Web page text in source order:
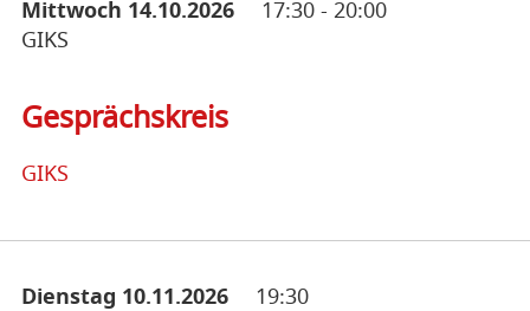
Mittwoch 14.10.2026 17:30 - 20:00
GIKS
Gesprächskreis
GIKS
Dienstag 10.11.2026
19:30